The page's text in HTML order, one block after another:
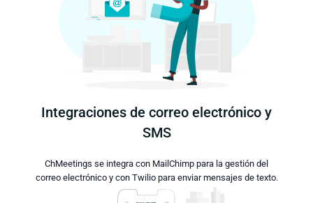
Integraciones de correo electrónico y
SMS
ChMeetings se integra con MailChimp para la gestión del
correo electrónico y con Twilio para enviar mensajes de texto.